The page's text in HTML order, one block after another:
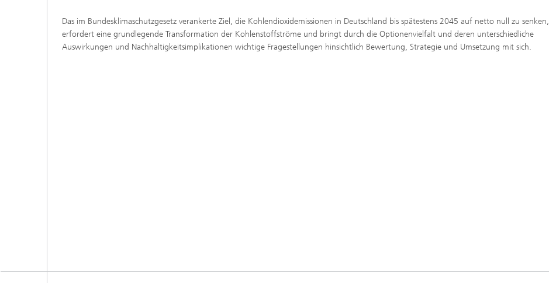
Das im Bundesklimaschutzgesetz verankerte Ziel, die Kohlendioxidemissionen in Deutschland bis spätestens 2045 auf netto null zu senken,
erfordert eine grundlegende Transformation der Kohlenstoffströme und bringt durch die Optionenvielfalt und deren unterschiedliche
Auswirkungen und Nachhaltigkeitsimplikationen wichtige Fragestellungen hinsichtlich Bewertung, Strategie und Umsetzung mit sich.